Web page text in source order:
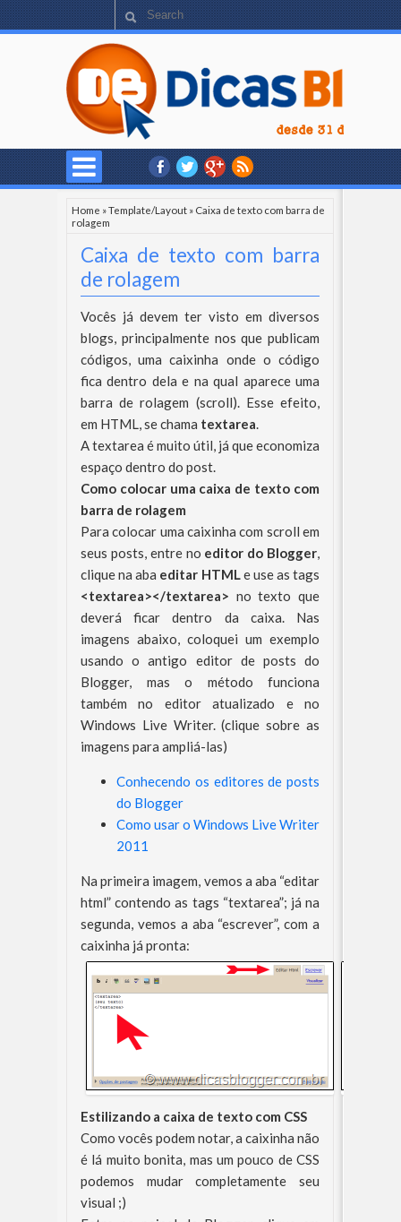
Home »Template/Layout » Caixa de texto com barra de
rolagem
Caixa de texto com barra
de rolagem
Vocês já devem ter visto em diversos
blogs, principalmente nos que publicam
códigos, uma caixinha onde o código
fica dentro dela e na qual aparece uma
barra de rolagem (scroll). Esse efeito,
em HTML, se chama textarea.
A textarea é muito útil, já que economiza
espaço dentro do post.
Como colocar uma caixa de texto com
barra de rolagem
Para colocar uma caixinha com scroll em
seus posts, entre no editor do Blogger,
clique na aba editar HTMLe use as tags
<textarea></textarea> no texto que
deverá ficar dentro da caixa. Nas
imagens abaixo, coloquei um exemplo
usando o antigo editor de posts do
Blogger, mas o método funciona
também no editor atualizado e no
Windows Live Writer. (clique sobre as
imagens para ampliá-las)
Conhecendo os editores de posts
do Blogger
Como usar o Windows Live Writer
2011
Na primeira imagem, vemos a aba “editar
html” contendo as tags “textarea”; já na
segunda, vemos a aba “escrever”, com a
caixinha já pronta:
Estilizando a caixa de texto com CSS
Como vocês podem notar, a caixinha não
é lá muito bonita, mas um pouco de CSS
podemos mudar completamente seu
visual ;)